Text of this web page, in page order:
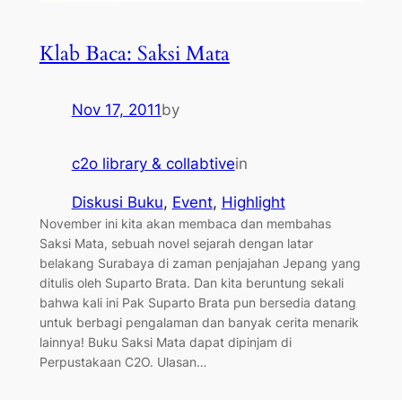
Klab Baca: Saksi Mata
Nov 17, 2011by
c2o library & collabtivein
Diskusi Buku, Event, Highlight
November ini kita akan membaca dan membahas
Saksi Mata, sebuah novel sejarah dengan latar
belakang Surabaya di zaman penjajahan Jepang yang
ditulis oleh Suparto Brata. Dan kita beruntung sekali
bahwa kali ini Pak Suparto Brata pun bersedia datang
untuk berbagi pengalaman dan banyak cerita menarik
lainnya! Buku Saksi Mata dapat dipinjam di
Perpustakaan C2O. Ulasan…